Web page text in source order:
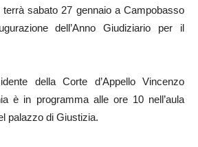
sabato 27 gennaio a Campobasso
dell’Anno Giudiziario per il
della Corte d’Appello Vincenzo
è in programma alle ore 10 nell’aula
palazzo di Giustizia.